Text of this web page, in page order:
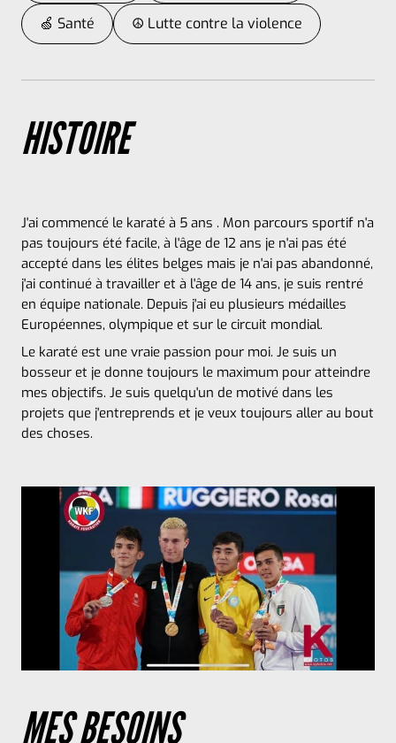
🍏 Santé ☮ Lutte contre la violence
HISTOIRE
J'ai commencé le karaté à 5 ans . Mon parcours sportif n'a
pas toujours été facile, à l'âge de 12 ans je n'ai pas été
accepté dans les élites belges mais je n'ai pas abandonné,
j'ai continué à travailler et à l'âge de 14 ans, je suis rentré
en équipe nationale. Depuis j'ai eu plusieurs médailles
Européennes, olympique et sur le circuit mondial.
Le karaté est une vraie passion pour moi. Je suis un
bosseur et je donne toujours le maximum pour atteindre
mes objectifs. Je suis quelqu'un de motivé dans les
projets que j'entreprends et je veux toujours aller au bout
des choses.
MES BESOINS